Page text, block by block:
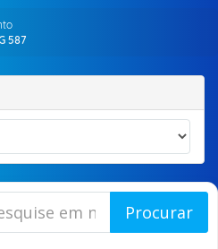
587